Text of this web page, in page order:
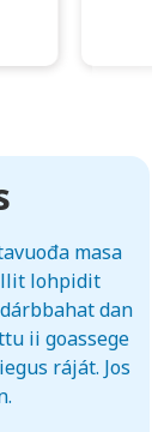
masa
lohpidit
dan
ii goassege
ráját. Jos